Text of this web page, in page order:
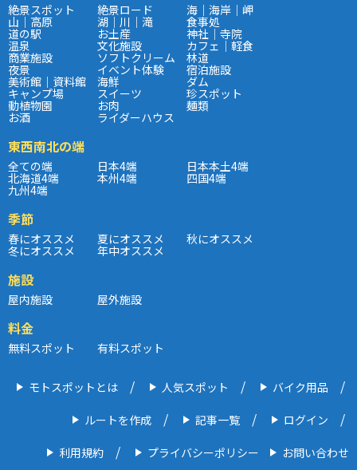
絶景スポット 絶景ロード 海｜海岸｜岬
山｜高原 湖｜川｜滝 食事処
道の駅 お土産 神社｜寺院
温泉 文化施設 カフェ｜軽食
商業施設 ソフトクリーム 林道
夜景 イベント体験 宿泊施設
美術館｜資料館 海鮮 ダム
キャンプ場 スイーツ 珍スポット
動植物園 お肉 麺類
お酒 ライダーハウス
東西南北の端
全ての端 日本4端 日本本土4端
北海道4端 本州4端 四国4端
九州4端
季節
春にオススメ 夏にオススメ 秋にオススメ
冬にオススメ 年中オススメ
施設
屋内施設 屋外施設
料金
無料スポット 有料スポット
モトスポットとは 人気スポット バイク用品
ルートを作成 記事一覧 ログイン
利用規約 プライバシーポリシー お問い合わせ